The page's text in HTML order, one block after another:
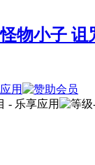
物小子 诅